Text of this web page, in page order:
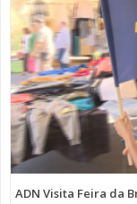
ADN Visita Feira da